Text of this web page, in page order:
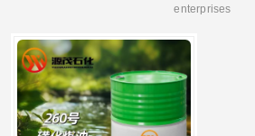
enterprises